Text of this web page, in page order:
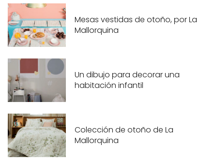
Mesas vestidas de otoño, por La
Mallorquina
Un dibujo para decorar una
habitación infantil
Colección de otoño de La
Mallorquina